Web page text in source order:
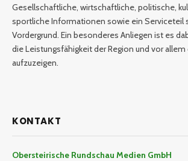
Gesellschaftliche, wirtschaftliche, politische,
sportliche Informationen sowie ein Serviceteil
Vordergrund. Ein besonderes Anliegen ist es
die Leistungsfähigkeit der Region und vor
aufzuzeigen.
KONTAKT
Obersteirische Rundschau Medien GmbH